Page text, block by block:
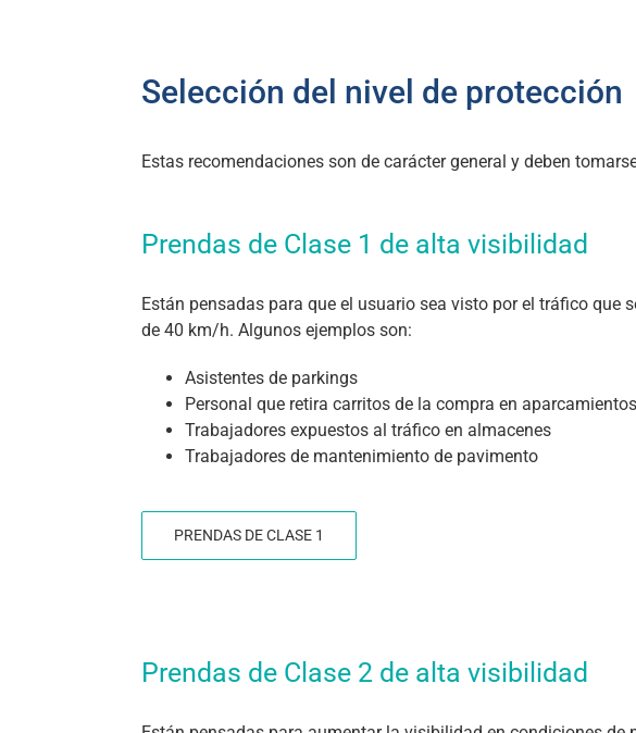
Selección del nivel de protección
Estas recomendaciones son de carácter general y deben
Prendas de Clase 1 de alta visibilidad
Están pensadas para que el usuario sea visto por el tráfico que
de 40 km/h. Algunos ejemplos son:
Asistentes de parkings
Personal que retira carritos de la compra en aparcamientos
Trabajadores expuestos al tráfico en almacenes
Trabajadores de mantenimiento de pavimento
PRENDAS DE CLASE 1
Prendas de Clase 2 de alta visibilidad